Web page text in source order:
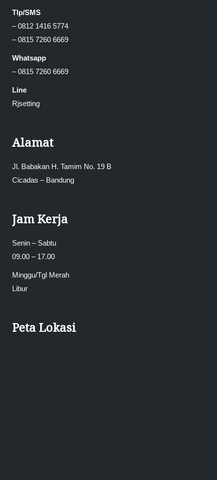
Tlp/SMS
– 0812 1416 5774
– 0815 7260 6669
Whatsapp
– 0815 7260 6669
Line
Rjsetting
Alamat
Jl. Babakan H. Tamim No. 19 B
Cicadas – Bandung
Jam Kerja
Senin – Sabtu
09.00 – 17.00
Minggu/Tgl Merah
Libur
Peta Lokasi